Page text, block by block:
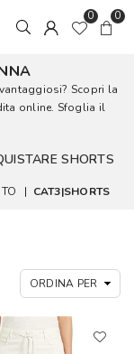
0 0
Scopri la
online. Sfoglia il
SHORTS
| CAT3|SHORTS